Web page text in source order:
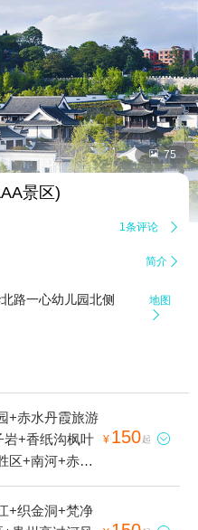
 75
景区)
1条评论 
简介 
路一心幼儿园北侧
地图

+赤水丹霞旅游
岩+香纸沟枫叶
区+南河+赤水
夜郎谷+贵州森
古镇+黔灵山公
河潭旅游度假
¥ 150起 
+织金洞+梵净